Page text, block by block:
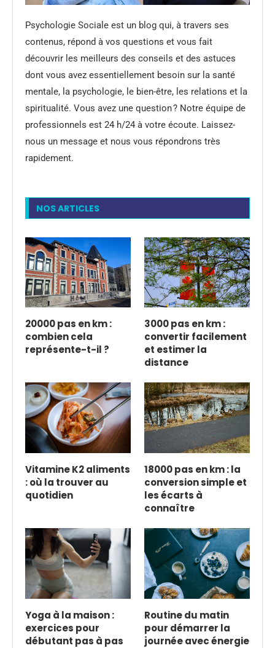
Psychologie Sociale est un blog qui, à travers ses
contenus, répond à vos questions et vous fait
découvrir les meilleurs des conseils et des astuces
dont vous avez essentiellement besoin sur la santé
mentale, la psychologie, le bien-être, les relations et la
spiritualité. Vous avez une question ? Notre équipe de
professionnels est 24 h/24 à votre écoute. Laissez-
nous un message et nous vous répondrons très
rapidement.
NOS ARTICLES
20000 pas en km :
combien cela
représente-t-il ?
3000 pas en km :
convertir facilement
et estimer la
distance
Vitamine K2 aliments
: où la trouver au
quotidien
18000 pas en km : la
conversion simple et
les écarts à
connaître
Yoga à la maison :
exercices pour
débutant pas à pas
Routine du matin
pour démarrer la
journée avec énergie